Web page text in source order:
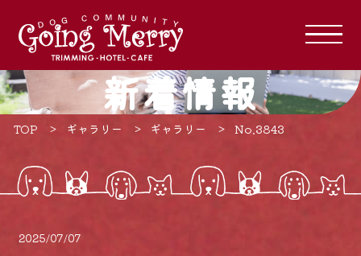
新着情報
TOP ギャラリー ギャラリー No.3843
2025/07/07